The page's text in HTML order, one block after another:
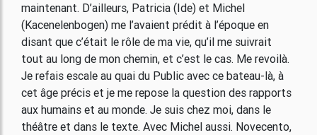
maintenant. D’ailleurs, Patricia (Ide) et Michel
(Kacenelenbogen) me l’avaient prédit à l’époque en
disant que c’était le rôle de ma vie, qu’il me suivrait
tout au long de mon chemin, et c’est le cas. Me revoilà.
Je refais escale au quai du Public avec ce bateau-là, à
cet âge précis et je me repose la question des rapports
aux humains et au monde. Je suis chez moi, dans le
théâtre et dans le texte. Avec Michel aussi. Novecento,